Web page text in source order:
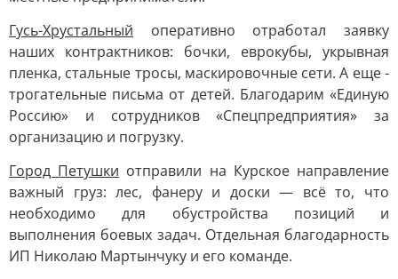
Гусь-Хрустальный оперативно отработал заявку
наших контрактников: бочки, еврокубы, укрывная
пленка, стальные тросы, маскировочные сети. А еще -
трогательные письма от детей. Благодарим «Единую
Россию» и сотрудников «Спецпредприятия» за
организацию и погрузку.
Город Петушки отправили на Курское направление
важный груз: лес, фанеру и доски — всё то, что
необходимо для обустройства позиций и
выполнения боевых задач. Отдельная благодарность
ИП Николаю Мартынчуку и его команде.